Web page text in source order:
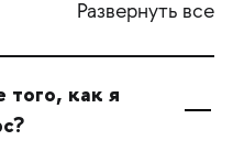
Развернуть все
того, как я